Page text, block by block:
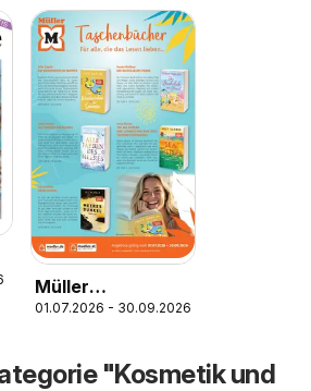
Müller
Taschenbücher
01.07.2026 - 30.09.2026
"Kosmetik und